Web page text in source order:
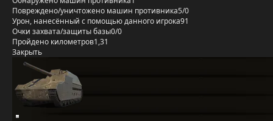
Повреждено/уничтожено машин противника5/0
Урон, нанесённый с помощью данного игрока91
Очки захвата/защиты базы0/0
Пройдено километров1,31
Закрыть